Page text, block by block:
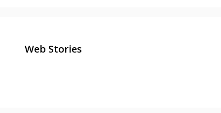
Web Stories
ghar baithe online paise kaise